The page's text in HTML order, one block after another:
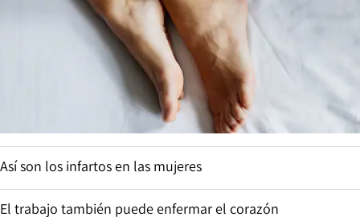
Así son los infartos en las mujeres
El trabajo también puede enfermar el corazón